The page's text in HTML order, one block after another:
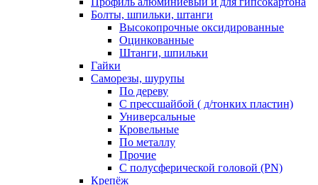
Болты, шпильки, штанги
Высокопрочные оксидированные
Оцинкованные
Штанги, шпильки
Гайки
Саморезы, шурупы
По дереву
С прессшайбой ( д/тонких пластин)
Универсальные
Кровельные
По металлу
Прочие
С полусферической головой (PN)
Крепёж